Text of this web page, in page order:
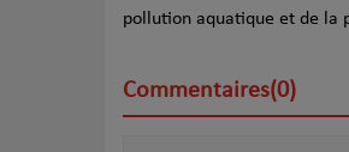
pollution aquatique et de la
Commentaires(0)